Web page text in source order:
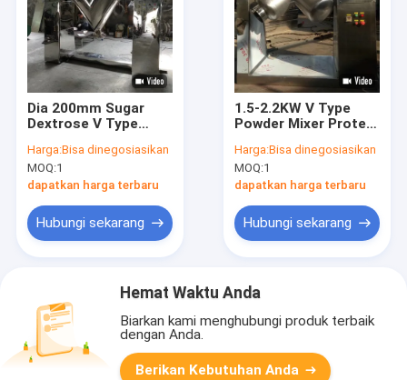
Dia 200mm Sugar
Dextrose V Type
Pencampur Butiran
Tepung
Harga:Bisa dinegosiasikan
MOQ:1
dapatkan harga terbaru
Hubungi sekarang
1.5-2.2KW V Type
Powder Mixer Protein
Mesin Pencampur
Harga:Bisa dinegosiasikan
MOQ:1
dapatkan harga terbaru
Hubungi sekarang
Hemat Waktu Anda
Biarkan kami menghubungi produk terbaik
dengan Anda.
Berikan Kebutuhan Anda